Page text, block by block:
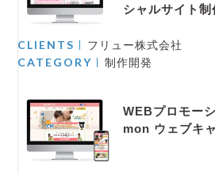
シャルサイト制
CLIENTS フリュー株式会社
CATEGORY 制作開発
WEBプロモー
mon ウェブキ